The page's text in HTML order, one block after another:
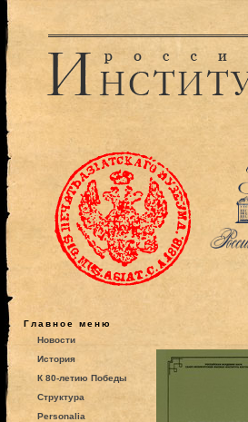
Главное меню
Новости
История
К 80-летию Победы
Структура
Personalia